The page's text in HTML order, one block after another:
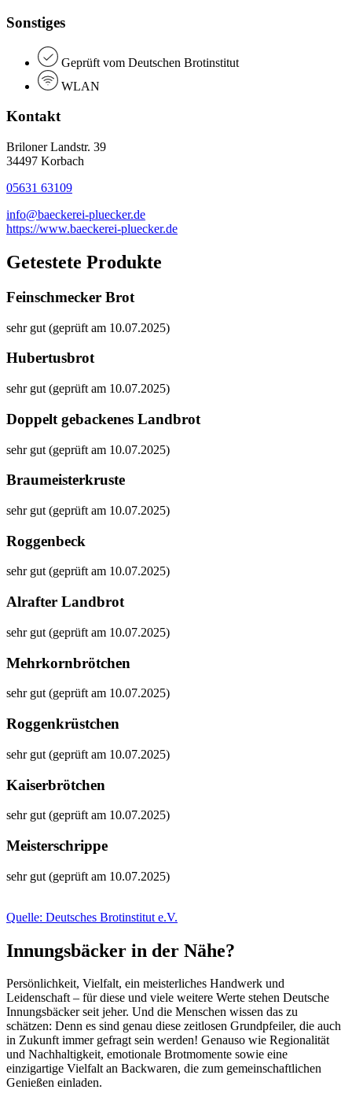
Sonstiges
Geprüft vom Deutschen Brotinstitut
WLAN
Kontakt
Briloner Landstr. 39
34497 Korbach
05631 63109
info@baeckerei-pluecker.de
https://www.baeckerei-pluecker.de
Getestete Produkte
Feinschmecker Brot
sehr gut (geprüft am 10.07.2025)
Hubertusbrot
sehr gut (geprüft am 10.07.2025)
Doppelt gebackenes Landbrot
sehr gut (geprüft am 10.07.2025)
Braumeisterkruste
sehr gut (geprüft am 10.07.2025)
Roggenbeck
sehr gut (geprüft am 10.07.2025)
Alrafter Landbrot
sehr gut (geprüft am 10.07.2025)
Mehrkornbrötchen
sehr gut (geprüft am 10.07.2025)
Roggenkrüstchen
sehr gut (geprüft am 10.07.2025)
Kaiserbrötchen
sehr gut (geprüft am 10.07.2025)
Meisterschrippe
sehr gut (geprüft am 10.07.2025)
Quelle: Deutsches Brotinstitut e.V.
Innungsbäcker in der Nähe?
Persönlichkeit, Vielfalt, ein meisterliches Handwerk und
Leidenschaft – für diese und viele weitere Werte stehen Deutsche
Innungsbäcker seit jeher. Und die Menschen wissen das zu
schätzen: Denn es sind genau diese zeitlosen Grundpfeiler, die auch
in Zukunft immer gefragt sein werden! Genauso wie Regionalität
und Nachhaltigkeit, emotionale Brotmomente sowie eine
einzigartige Vielfalt an Backwaren, die zum gemeinschaftlichen
Genießen einladen.